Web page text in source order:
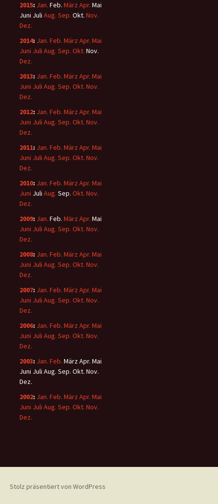
2015: Jan. Feb. März Apr. Mai
Juni Juli Aug. Sep. Okt. Nov.
Dez.
2014: Jan. Feb. März Apr. Mai
Juni Juli Aug. Sep. Okt. Nov.
Dez.
2013: Jan. Feb. März Apr. Mai
Juni Juli Aug. Sep. Okt. Nov.
Dez.
2012: Jan. Feb. März Apr. Mai
Juni Juli Aug. Sep. Okt. Nov.
Dez.
2011: Jan. Feb. März Apr. Mai
Juni Juli Aug. Sep. Okt. Nov.
Dez.
2010: Jan. Feb. März Apr. Mai
Juni Juli Aug. Sep. Okt. Nov.
Dez.
2009: Jan. Feb. März Apr. Mai
Juni Juli Aug. Sep. Okt. Nov.
Dez.
2008: Jan. Feb. März Apr. Mai
Juni Juli Aug. Sep. Okt. Nov.
Dez.
2007: Jan. Feb. März Apr. Mai
Juni Juli Aug. Sep. Okt. Nov.
Dez.
2006: Jan. Feb. März Apr. Mai
Juni Juli Aug. Sep. Okt. Nov.
Dez.
2003: Jan. Feb. MärzApr. Mai
Juni Juli Aug. Sep. Okt. Nov.
Dez.
2002: Jan. Feb. März Apr. Mai
Juni Juli Aug. Sep. Okt. Nov.
Dez.
Stolz präsentiert von WordPress